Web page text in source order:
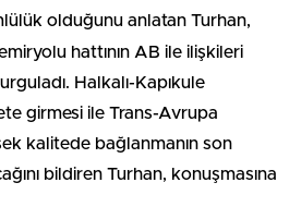
olduğunu anlatan Turhan,
hattının AB ile ilişkileri
Halkalı-Kapıkule
girmesi ile Trans-Avrupa
kalitede bağlanmanın son
bildiren Turhan, konuşmasına